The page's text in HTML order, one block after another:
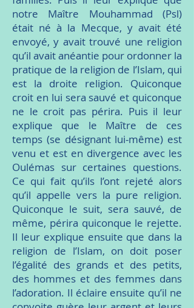
notre Maître Mouhammad (Psl)
était né à la Mecque, y avait été
envoyé, y avait trouvé une religion
qu’il avait anéantie pour ordonner la
pratique de la religion de l’Islam, qui
est la droite religion. Quiconque
croit en lui sera sauvé et quiconque
ne le croit pas périra. Puis il leur
explique que le Maître de ces
temps (se désignant lui-même) est
venu et est en divergence avec les
Oulémas sur certaines questions.
Ce qui fait qu’ils l’ont rejeté alors
qu’il appelle vers la pure religion.
Quiconque le suit, sera sauvé, de
même, périra quiconque le rejette.
Il leur explique ensuite que dans la
religion de l’Islam, on doit poser
l’égalité des grands et des petits,
des hommes et des femmes dans
l’adoration. Il éclaire ensuite qu’il ne